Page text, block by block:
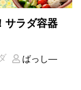
サラダ容器
ばっし―